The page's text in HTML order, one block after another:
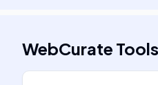
WebCurate Tools